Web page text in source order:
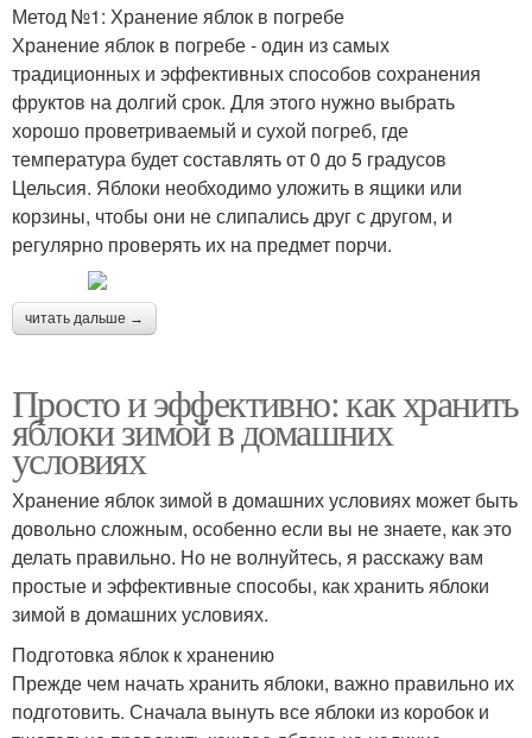
Метод №1: Хранение яблок в погребе
Хранение яблок в погребе - один из самых
традиционных и эффективных способов сохранения
фруктов на долгий срок. Для этого нужно выбрать
хорошо проветриваемый и сухой погреб, где
температура будет составлять от 0 до 5 градусов
Цельсия. Яблоки необходимо уложить в ящики или
корзины, чтобы они не слипались друг с другом, и
регулярно проверять их на предмет порчи.
читать дальше →
Просто и эффективно: как хранить
яблоки зимой в домашних
условиях
Хранение яблок зимой в домашних условиях может быть
довольно сложным, особенно если вы не знаете, как это
делать правильно. Но не волнуйтесь, я расскажу вам
простые и эффективные способы, как хранить яблоки
зимой в домашних условиях.
Подготовка яблок к хранению
Прежде чем начать хранить яблоки, важно правильно их
подготовить. Сначала вынуть все яблоки из коробок и